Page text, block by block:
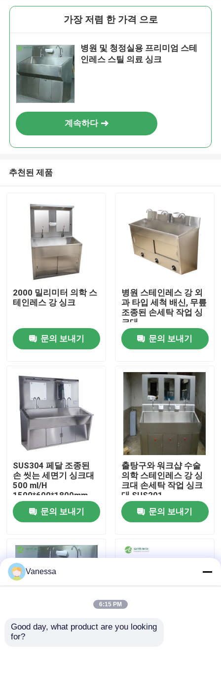
집
제품
우리에 대하여
공장 여행
품질 관리
연락주세요
뉴스
모듈 수술실
가장 저렴 한 가격 으로
병원 및 청정실용 프리미엄 스테
인레스 스틸 의료 싱크
계속하다
추천된 제품
2000 밀리미터 의학 스
테인레스 강 싱크
문의 보내기
병원 스테인레스 강 외
과 타입 세척 배신, 무릎
조종된 손세탁 작업 싱
크대
문의 보내기
SUS304 페달 조종된
손 씻는 세면기 싱크대
500 ml/H
1500*600*1800mm
문의 보내기
출탕구와 워크샵 수술
의학 스테인레스 강 싱
크대 손세탁 작업 싱크
대 SUS201
문의 보내기
병원 및 청정실용 프리
Vanessa
6:15 PM
Good day, what product are you looking
for?